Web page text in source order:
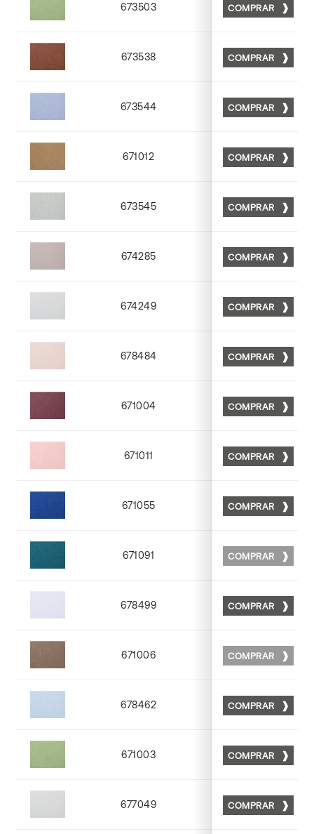
673503
Matt 03
COMPRAR
673538
Matt 38
COMPRAR
673544
Matt 44
COMPRAR
671012
Matt 12
COMPRAR
673545
Matt 45
COMPRAR
674285
Matt 85
COMPRAR
674249
Matt 49
COMPRAR
678484
Matt 84
COMPRAR
671004
Matt 04
COMPRAR
671011
Matt 11
COMPRAR
671055
Matt 55
COMPRAR
671091 NONE
COMPRAR
678499
Matt 99
COMPRAR
671006
Matt 06
COMPRAR
678462
Matt 62
COMPRAR
671003
Matt 03
COMPRAR
677049
Matt 49
COMPRAR